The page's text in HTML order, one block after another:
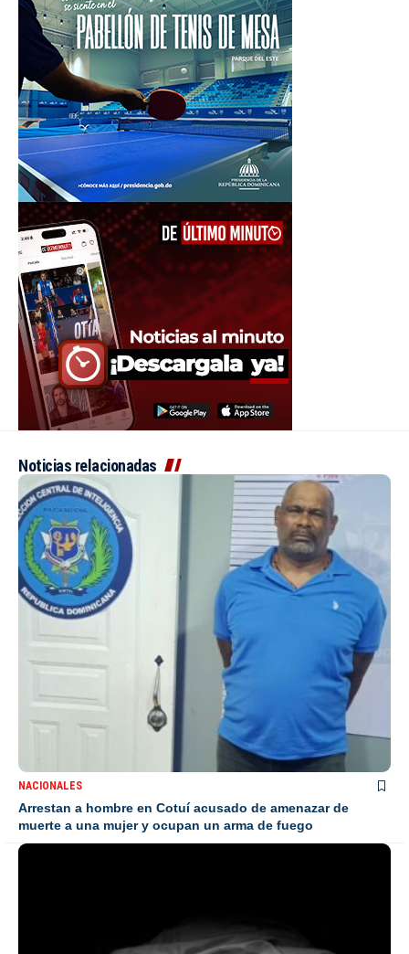
Noticias relacionadas
NACIONALES
Arrestan a hombre en Cotuí acusado de amenazar de
muerte a una mujer y ocupan un arma de fuego